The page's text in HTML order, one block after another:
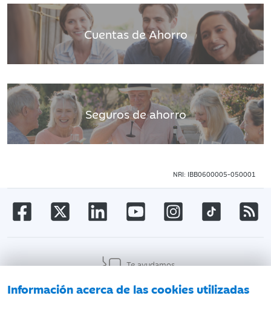
Información acerca de las cookies utilizadas
Cuentas de Ahorro
Seguros de ahorro
NRI: IBB0600005-050001
Te ayudamos